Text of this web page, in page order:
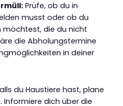
Prüfe, ob du in
musst oder ob du
die du nicht
die Abholungstermine
in deiner
du Haustiere hast, plane
dich über die